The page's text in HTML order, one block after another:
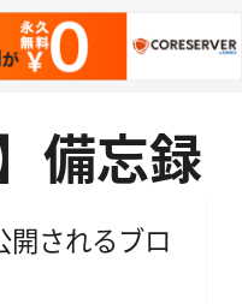
】備忘録
開されるブロ